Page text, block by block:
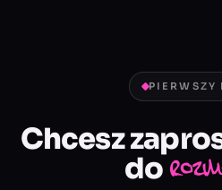
PIERWSZY
Chcesz
do